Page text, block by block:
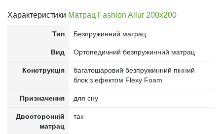
Характеристики Матрац Fashion Allur 200x200
Тип Безпружинний матрац
Вид Ортопедичний безпружинний матрац
Конструкція
багатошаровий безпружинний пінний
блок з ефектом Flexy Foam
Призначення для сну
Двосторонній
матрац
так